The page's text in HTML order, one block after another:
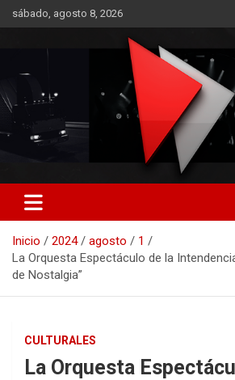
Saltar
al
sábado, agosto 8, 2026
RO CONTENIDOS
Inicio 2024 agosto
1
La Orquesta Espectáculo de la
de Nostalgia”
CULTURALES
La Orquesta